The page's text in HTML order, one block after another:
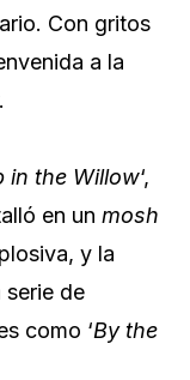
Con gritos
a la
in the Willow‘,
en un mosh
y la
serie de
como ‘By the